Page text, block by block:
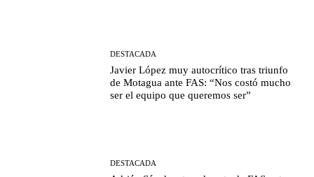
DESTACADA
Javier López muy autocrítico tras triunfo
de Motagua ante FAS: “Nos costó mucho
ser el equipo que queremos ser”
DESTACADA